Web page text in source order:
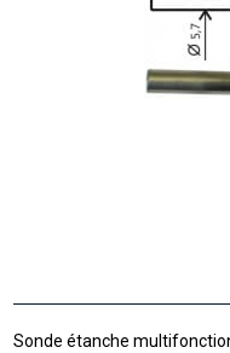
Sonde étanche